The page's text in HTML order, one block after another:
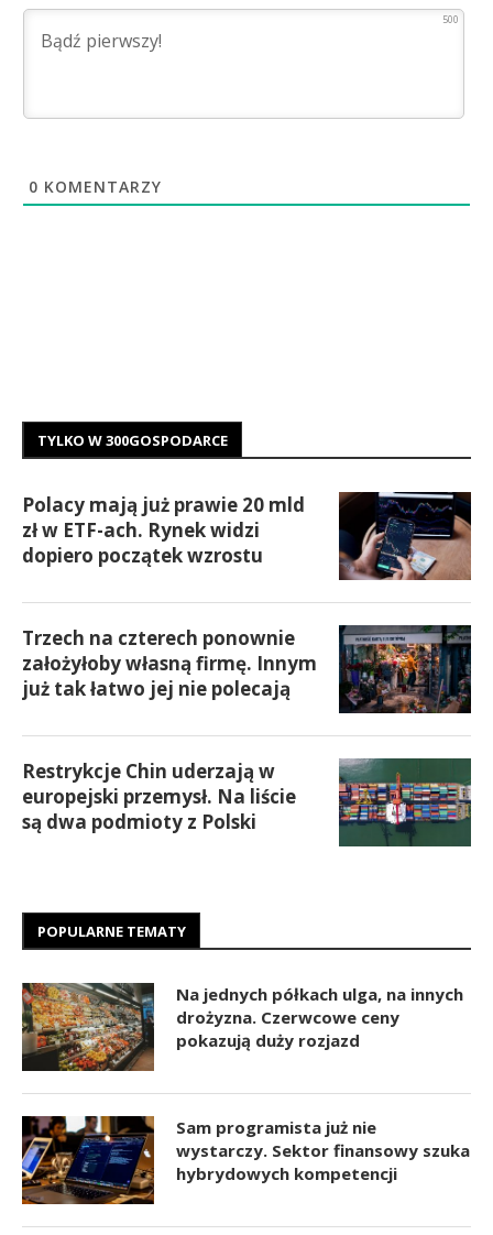
500
0 KOMENTARZY
TYLKO W 300GOSPODARCE
Polacy mają już prawie 20 mld
zł w ETF-ach. Rynek widzi
dopiero początek wzrostu
Trzech na czterech ponownie
założyłoby własną firmę. Innym
już tak łatwo jej nie polecają
Restrykcje Chin uderzają w
europejski przemysł. Na liście
są dwa podmioty z Polski
POPULARNE TEMATY
Na jednych półkach ulga, na innych
drożyzna. Czerwcowe ceny
pokazują duży rozjazd
Sam programista już nie
wystarczy. Sektor finansowy szuka
hybrydowych kompetencji